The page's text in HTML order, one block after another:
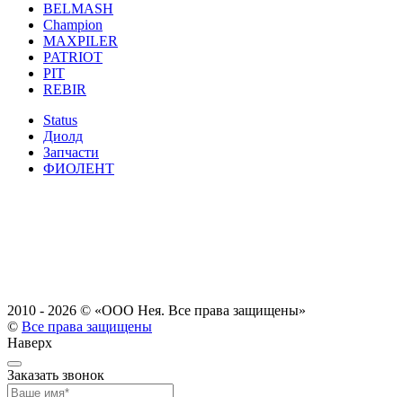
BELMASH
Champion
MAXPILER
PATRIOT
PIT
REBIR
Status
Диолд
Запчасти
ФИОЛЕНТ
2010 - 2026 © «ООО Нея. Все права защищены»
© Все права защищены
Наверх
Заказать звонок